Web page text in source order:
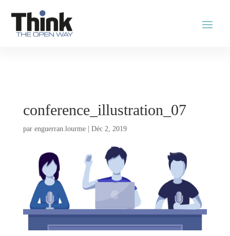
conference_illustration_07
par enguerran.lourme| Déc 2, 2019